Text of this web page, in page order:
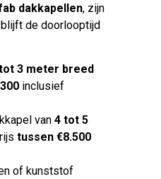
dakkapellen, zijn
de doorlooptijd
3 meter breed
inclusief
van 4 tot 5
tussen €8.500
of kunststof